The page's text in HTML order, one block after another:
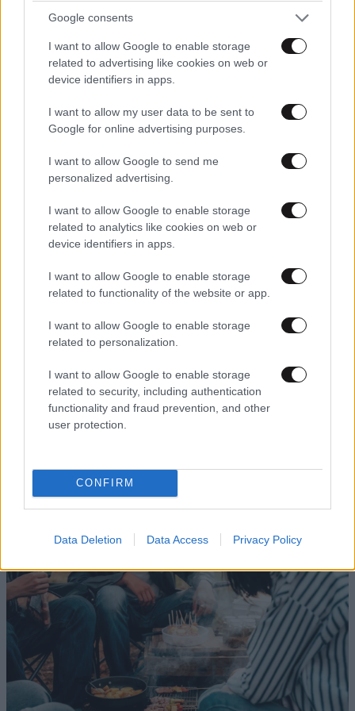
Google consents
I want to allow Google to enable storage
related to advertising like cookies on web or
device identifiers in apps.
I want to allow my user data to be sent to
Google for online advertising purposes.
I want to allow Google to send me
personalized advertising.
I want to allow Google to enable storage
related to analytics like cookies on web or
device identifiers in apps.
I want to allow Google to enable storage
related to functionality of the website or app.
I want to allow Google to enable storage
related to personalization.
I want to allow Google to enable storage
related to security, including authentication
functionality and fraud prevention, and other
user protection.
CONFIRM
Data Deletion Data Access Privacy Policy
δηλαδή 30 χρόνια τώρα.
mpla mpla 16·02·2016 11:27
Προς ανορθογραφη: Αν ηταν πρωθυπουργος τωρα ο
Κουλης, θα τα ελεγες αυτα? Ξεχασες ποσα τετοια
περιστατικα γινονταν επι κυβερνησεων ΝΔ και
Πασοκ? Γεματο ειναι το ιντερνετ απο σκετσακια των
ΑΜΑΝ που τα καυτηριαζουν. Η αναλγησια του
εξυπηρετηση ασθενων απο τοτε που ο Μπαρκουλης
ηταν γοης των γυναικων. Το να ριχνουμε τις ευθυνες
και να αποκαλουμε αλητη εναν πρωθυπουργο που
τουλαχιστον αυτον τον τομεα δεν τον εχει
ειναι καταντια! Φαντασου και να πληρωνε απο πανω,
τι θα του ελεγε. Θυμαστε το 5ευρω του Αδωνη?
Απαντήστε
Παππαδάτες 16·02·2016 12:39
άρθρου 1 του ν.4334/2015 (ΦΕΚ 80, Α') οι κύριες
και οι επικουρικές με 6% απο την 1η Ιουλίου του
2015 με την εισφορά υπέρ του κλάδου υγείας
για να καταργηθεί το 5ευρω το οποίο πλήρωνε
μόνο ο ασθενής και όχι όλοι που εισπράτουν
σύνταξη.Γιατί πρέπει να τα λέμε όλα.
Απαντήστε 2 0
σχέση που θυμίζει σενάριο ταινίας και μετρά
πάνω από τέσσερα χρόνια